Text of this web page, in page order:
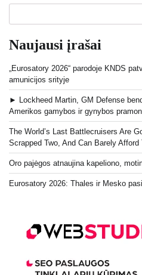
Naujausi įrašai
„Eurosatory 2026“ parodoje KNDS
amunicijos srityje
► Lockheed Martin, GM Defense
Amerikos gamybos ir gynybos
The World’s Last Battlecruisers Are
Scrapped Two, And Can Barely Afford
Oro pajėgos atnaujina kapeliono,
Eurosatory 2026: Thales ir Mesko